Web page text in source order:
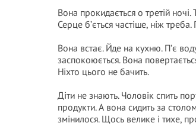
Вона прокидається о третій
Серце б’ється частіше, ніж
Вона встає. Йде на кухню. П’є
заспокоюється. Вона
Ніхто цього не бачить.
Діти не знають. Чоловік спить
продукти. А вона сидить за
змінилося. Щось велике і тихе,